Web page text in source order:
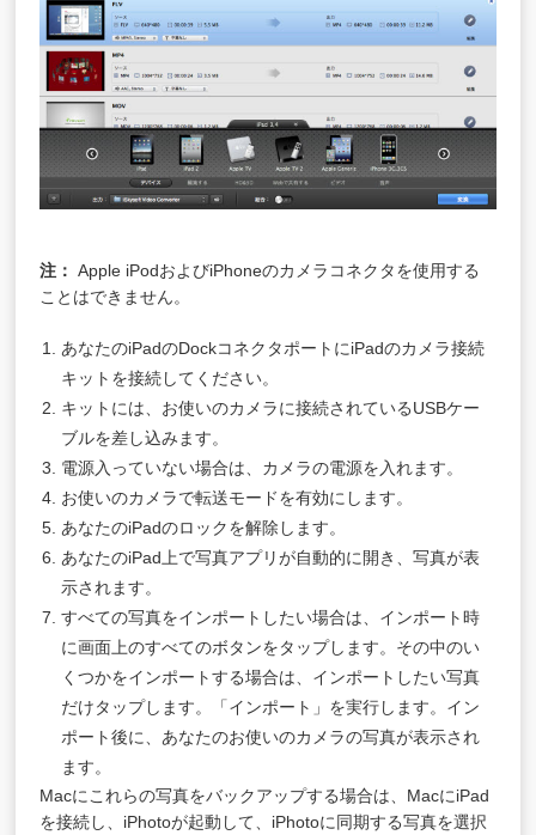
注： Apple iPodおよびiPhoneのカメラコネクタを使用する
ことはできません。
あなたのiPadのDockコネクタポートにiPadのカメラ接続
キットを接続してください。
キットには、お使いのカメラに接続されているUSBケー
ブルを差し込みます。
電源入っていない場合は、カメラの電源を入れます。
お使いのカメラで転送モードを有効にします。
あなたのiPadのロックを解除します。
あなたのiPad上で写真アプリが自動的に開き、写真が表
示されます。
すべての写真をインポートしたい場合は、インポート時
に画面上のすべてのボタンをタップします。その中のい
くつかをインポートする場合は、インポートしたい写真
だけタップします。「インポート」を実行します。イン
ポート後に、あなたのお使いのカメラの写真が表示され
ます。
Macにこれらの写真をバックアップする場合は、MacにiPad
を接続し、iPhotoが起動して、iPhotoに同期する写真を選択